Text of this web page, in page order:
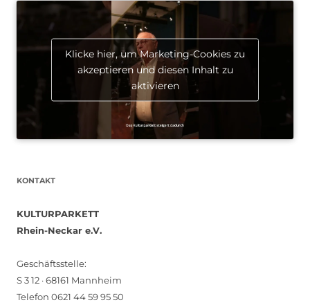
Klicke hier, um Marketing-Cookies zu
akzeptieren und diesen Inhalt zu
aktivieren
KONTAKT
KULTURPARKETT
Rhein-Neckar e.V.
Geschäftsstelle:
S 3 12 · 68161 Mannheim
Telefon 0621 44 59 95 50